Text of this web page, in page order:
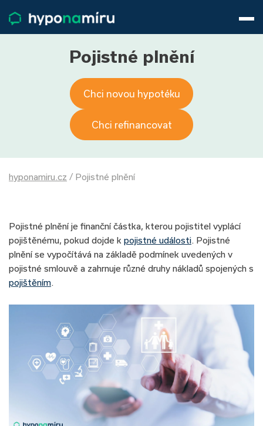
Životní pojištění
Pojištění nemovitosti
O nás
800 688 388
Přihlásit
Pojistné plnění
Chci novou hypotéku
Chci refinancovat
hyponamiru.cz / Pojistné plnění
Pojistné plnění je finanční částka, kterou pojistitel vyplácí
pojištěnému, pokud dojde k pojistné události. Pojistné
plnění se vypočítává na základě podmínek uvedených v
pojistné smlouvě a zahrnuje různé druhy nákladů spojených s
pojištěním.